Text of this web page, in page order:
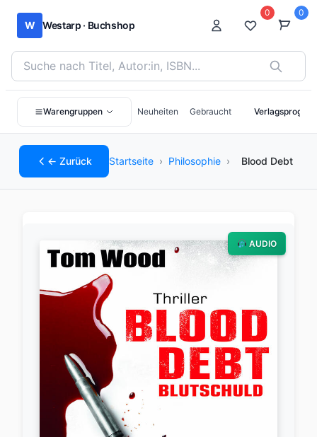
W Westarp · Buchshop
Bücher suchen nach Titel, Autor:in oder ISBN
0 0
Warengruppen Neuheiten Gebraucht
← Zurück Startseite › Philosophie › Blood Debt
AUDIO